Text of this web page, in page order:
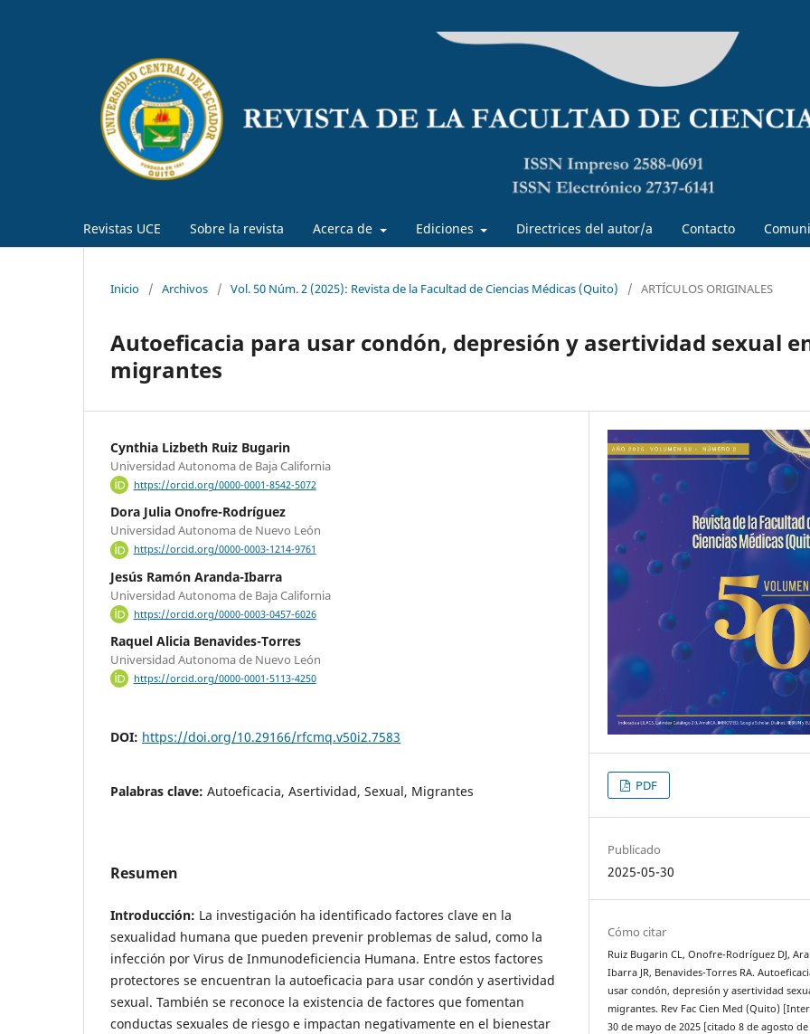
Revistas UCE Sobre la revista Acerca de Ediciones Directrices del autor/a Contacto
Inicio / Archivos / Vol. 50 Núm. 2 (2025): Revista de la Facultad de Ciencias Médicas (Quito) / ARTÍCULOS ORIGINALES
Autoeficacia para usar condón, depresión y asertividad sexual
migrantes
Cynthia Lizbeth Ruiz Bugarin
Universidad Autonoma de Baja California
https://orcid.org/0000-0001-8542-5072
Dora Julia Onofre-Rodríguez
Universidad Autonoma de Nuevo León
https://orcid.org/0000-0003-1214-9761
Jesús Ramón Aranda-Ibarra
Universidad Autonoma de Baja California
https://orcid.org/0000-0003-0457-6026
Raquel Alicia Benavides-Torres
Universidad Autonoma de Nuevo León
https://orcid.org/0000-0001-5113-4250
DOI: https://doi.org/10.29166/rfcmq.v50i2.7583
Palabras clave: Autoeficacia, Asertividad, Sexual, Migrantes
Resumen
Introducción: La investigación ha identificado factores clave en la
sexualidad humana que pueden prevenir problemas de salud, como la
infección por Virus de Inmunodeficiencia Humana. Entre estos factores
protectores se encuentran la autoeficacia para usar condón y asertividad
sexual. También se reconoce la existencia de factores que fomentan
conductas sexuales de riesgo e impactan negativamente en el bienestar
PDF
Publicado
2025-05-30
Cómo citar
Ruiz Bugarin CL, Onofre-Rodríguez DJ,
Ibarra JR, Benavides-Torres RA.
usar condón, depresión y asertividad
migrantes. Rev Fac Cien Med (Quito)
30 de mayo de 2025 [citado 8 de agosto de